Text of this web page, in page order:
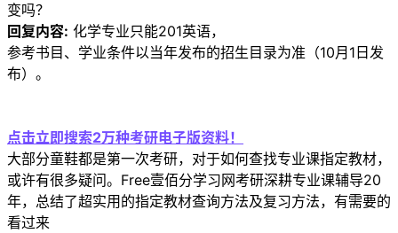
变吗？
回复内容: 化学专业只能201英语，
参考书目、学业条件以当年发布的招生目录为准（10月1日发
布）。
点击立即搜索2万种考研电子版资料！
大部分童鞋都是第一次考研，对于如何查找专业课指定教材，
或许有很多疑问。Free壹佰分学习网考研深耕专业课辅导20
年，总结了超实用的指定教材查询方法及复习方法，有需要的
看过来